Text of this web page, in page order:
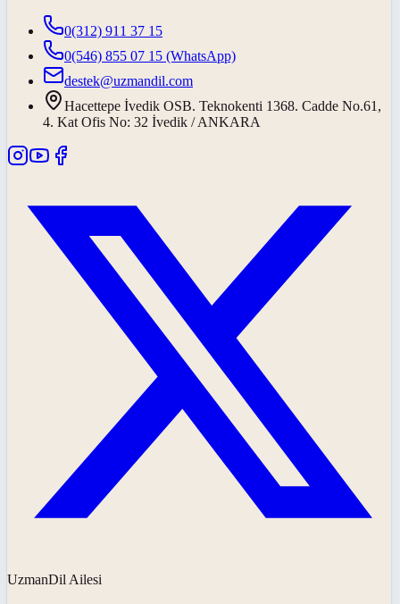
0(312) 911 37 15
0(546) 855 07 15 (WhatsApp)
destek@uzmandil.com
Hacettepe İvedik OSB. Teknokenti 1368. Cadde No.61,
4. Kat Ofis No: 32 İvedik / ANKARA
UzmanDil Ailesi